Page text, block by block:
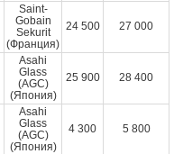
Saint-
Gobain
Sekurit
(Франция)
24 500 27 000
Asahi
Glass
(AGC)
(Япония)
25 900 28 400
Asahi
Glass
(AGC)
(Япония)
4 300 5 800